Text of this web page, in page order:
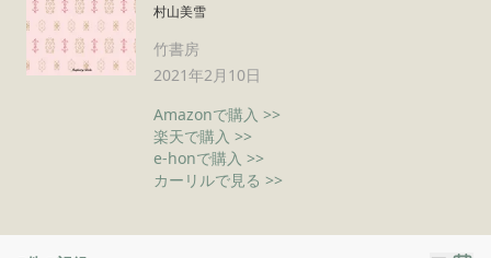
村山美雪
竹書房
2021年2月10日
Amazonで購入 >>
楽天で購入 >>
e-honで購入 >>
カーリルで見る >>